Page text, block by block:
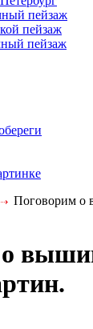
пейзаж
пейзаж
пейзаж
Поговорим о